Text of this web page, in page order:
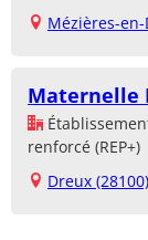
Mézières-
Maternelle
renforcé (REP+)
Dreux (28100)